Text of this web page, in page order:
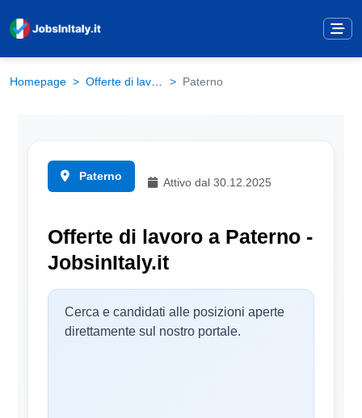
Homepage Offerte di lavoro Paterno
Paterno
Attivo dal 30.12.2025
Offerte di lavoro a Paterno -
JobsinItaly.it
Cerca e candidati alle posizioni aperte
direttamente sul nostro portale.